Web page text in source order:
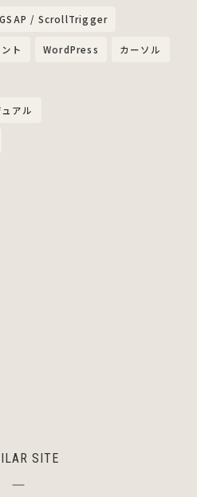
GSAP / ScrollTrigger
ト WordPress カーソル
アル
SITE